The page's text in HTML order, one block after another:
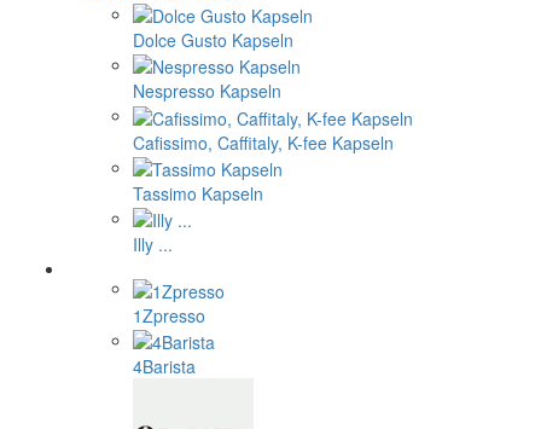
Dolce Gusto Kapseln
Nespresso Kapseln
Cafissimo, Caffitaly, K-fee Kapseln
Tassimo Kapseln
Illy ...
1Zpresso
4Barista